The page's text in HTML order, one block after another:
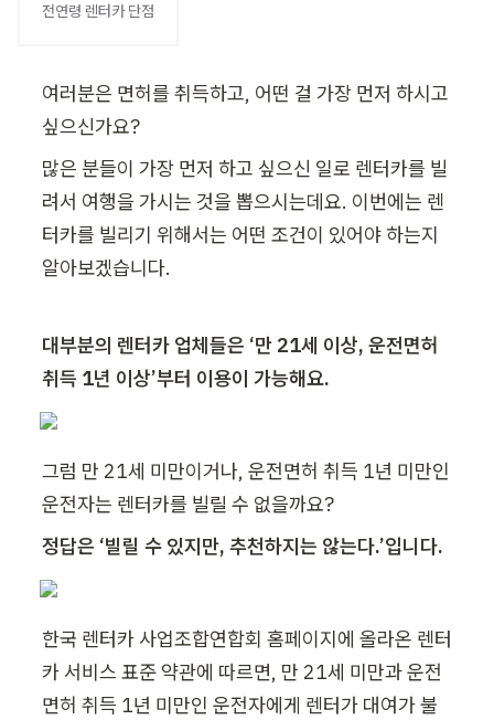
전연령 렌터카 단점
여러분은 면허를 취득하고, 어떤 걸 가장 먼저 하시고
싶으신가요?
많은 분들이 가장 먼저 하고 싶으신 일로 렌터카를 빌
려서 여행을 가시는 것을 뽑으시는데요. 이번에는 렌
터카를 빌리기 위해서는 어떤 조건이 있어야 하는지
알아보겠습니다.
대부분의 렌터카 업체들은 ‘만 21세 이상, 운전면허
취득 1년 이상’부터 이용이 가능해요.
그럼 만 21세 미만이거나, 운전면허 취득 1년 미만인
운전자는 렌터카를 빌릴 수 없을까요?
정답은 ‘빌릴 수 있지만, 추천하지는 않는다.’입니다.
한국 렌터카 사업조합연합회 홈페이지에 올라온 렌터
카 서비스 표준 약관에 따르면, 만 21세 미만과 운전
면허 취득 1년 미만인 운전자에게 렌터가 대여가 불